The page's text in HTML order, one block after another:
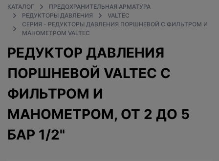
КАТАЛОГ
ПРЕДОХРАНИТЕЛЬНАЯ АРМАТУРА
РЕДУКТОРЫ ДАВЛЕНИЯ
VALTEC
СЕРИЯ - РЕДУКТОРЫ ДАВЛЕНИЯ ПОРШНЕВОЙ С ФИЛЬТРОМ И
МАНОМЕТРОМ VALTEC
РЕДУКТОР ДАВЛЕНИЯ
ПОРШНЕВОЙ VALTEC С
ФИЛЬТРОМ И
МАНОМЕТРОМ, ОТ 2 ДО 5
БАР 1/2"